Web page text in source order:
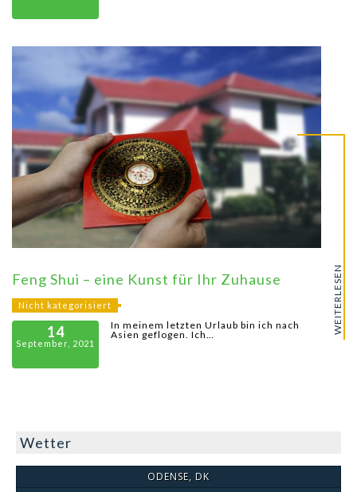
Feng Shui – eine Kunst für Ihr Zuhause
Nicht kategorisiert
14
September, 2021
In meinem letzten Urlaub bin ich nach
Asien geflogen. Ich…
WEITERLESEN
Wetter
ODENSE, DK